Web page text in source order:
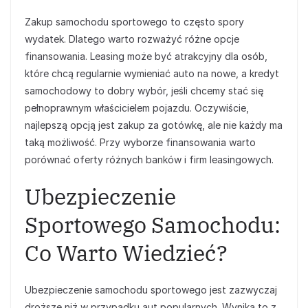
Zakup samochodu sportowego to często spory
wydatek. Dlatego warto rozważyć różne opcje
finansowania. Leasing może być atrakcyjny dla osób,
które chcą regularnie wymieniać auto na nowe, a kredyt
samochodowy to dobry wybór, jeśli chcemy stać się
pełnoprawnym właścicielem pojazdu. Oczywiście,
najlepszą opcją jest zakup za gotówkę, ale nie każdy ma
taką możliwość. Przy wyborze finansowania warto
porównać oferty różnych banków i firm leasingowych.
Ubezpieczenie
Sportowego Samochodu:
Co Warto Wiedzieć?
Ubezpieczenie samochodu sportowego jest zazwyczaj